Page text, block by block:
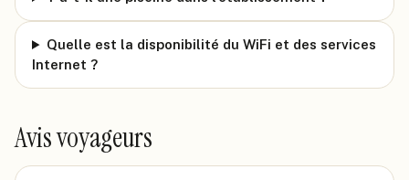
Quelle est la disponibilité du WiFi et des services
Internet ?
Avis voyageurs